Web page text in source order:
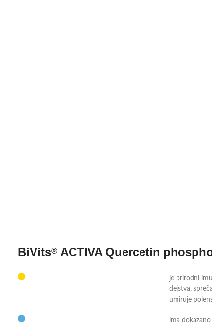
BiVits® ACTIVA Quercetin
je prirodni
dejstva,
umiruje
ima